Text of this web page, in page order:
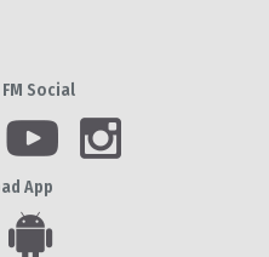
Social
App